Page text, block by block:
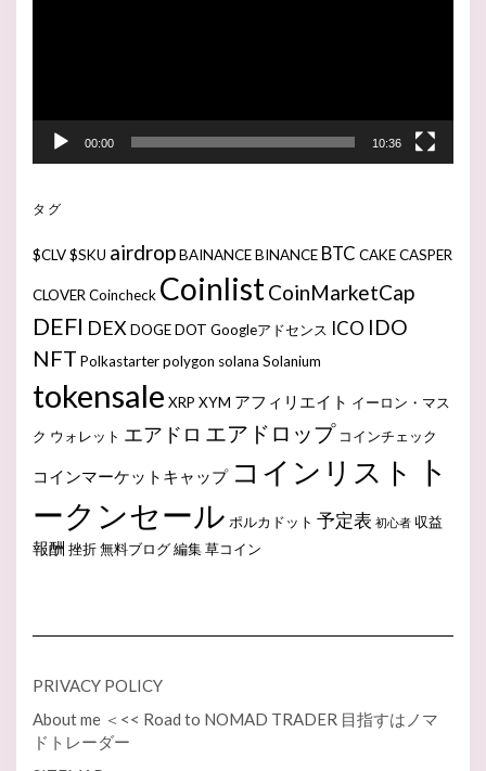
00:00 10:36
タグ
$CLV$SKU airdropBAINANCEBINANCE BTC CAKECASPER
CLOVER Coincheck Coinlist CoinMarketCap
DEFI DEX DOGEDOT Googleアドセンス ICO IDO
NFT Polkastarterpolygon solana Solanium
tokensale XRP XYM アフィリエイト イーロン・マス
ク ウォレット エアドロ エアドロップ コインチェック
コインマーケットキャップ コインリスト
ト
ークンセール ポルカドット 予定表 初心者 収益
報酬 挫折無料ブログ編集草コイン
PRIVACY POLICY
About me ＜<< Road to NOMAD TRADER 目指すはノマ
ドトレーダー